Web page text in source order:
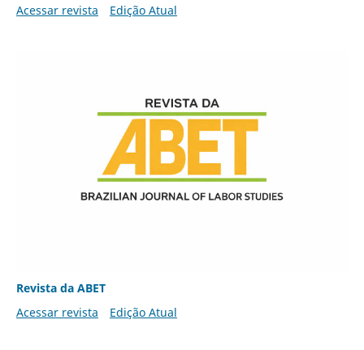
Acessar revista Edição Atual
Revista da ABET
Acessar revista
Edição Atual